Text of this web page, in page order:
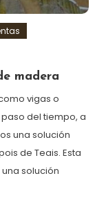
madera
vigas o
del tiempo, a
una solución
de Teais. Esta
solución